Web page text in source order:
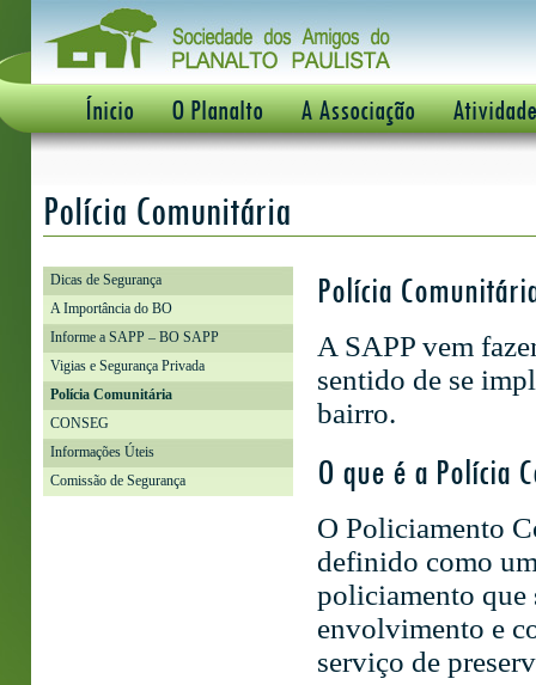
Ínicio O Planalto A Associação
Polícia Comunitária
Dicas de Segurança
A Importância do BO
Informe a SAPP – BO SAPP
Vigias e Segurança Privada
Polícia Comunitária
CONSEG
Informações Úteis
Comissão de Segurança
Polícia
A SAPP vem
sentido de se
bairro.
O que é a Polícia
O Policiamento
definido como
policiamento que
envolvimento e
serviço de